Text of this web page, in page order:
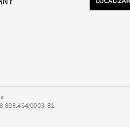
0003-81